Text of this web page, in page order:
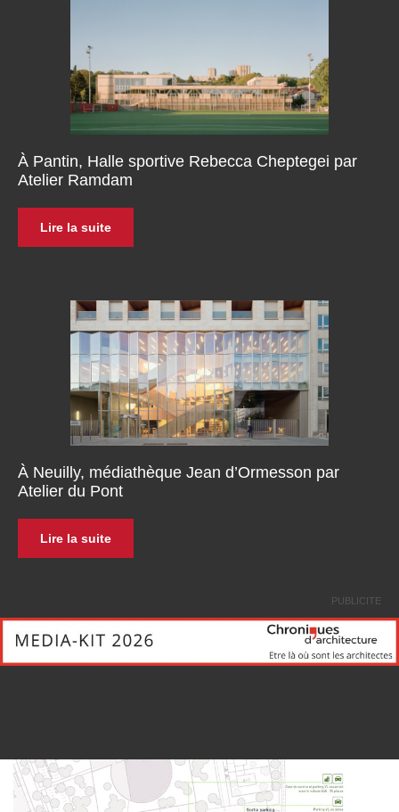
À Pantin, Halle sportive Rebecca Cheptegei par
Atelier Ramdam
Lire la suite
À Neuilly, médiathèque Jean d’Ormesson par
Atelier du Pont
Lire la suite
PUBLICITE